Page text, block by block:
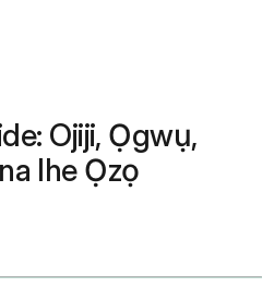
Ojiji, Ọgwụ,
Ihe Ọzọ